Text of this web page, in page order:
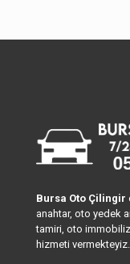
Bursa Oto Çilingir
anahtar, oto yedek
tamiri, oto
hizmeti vermekteyiz.